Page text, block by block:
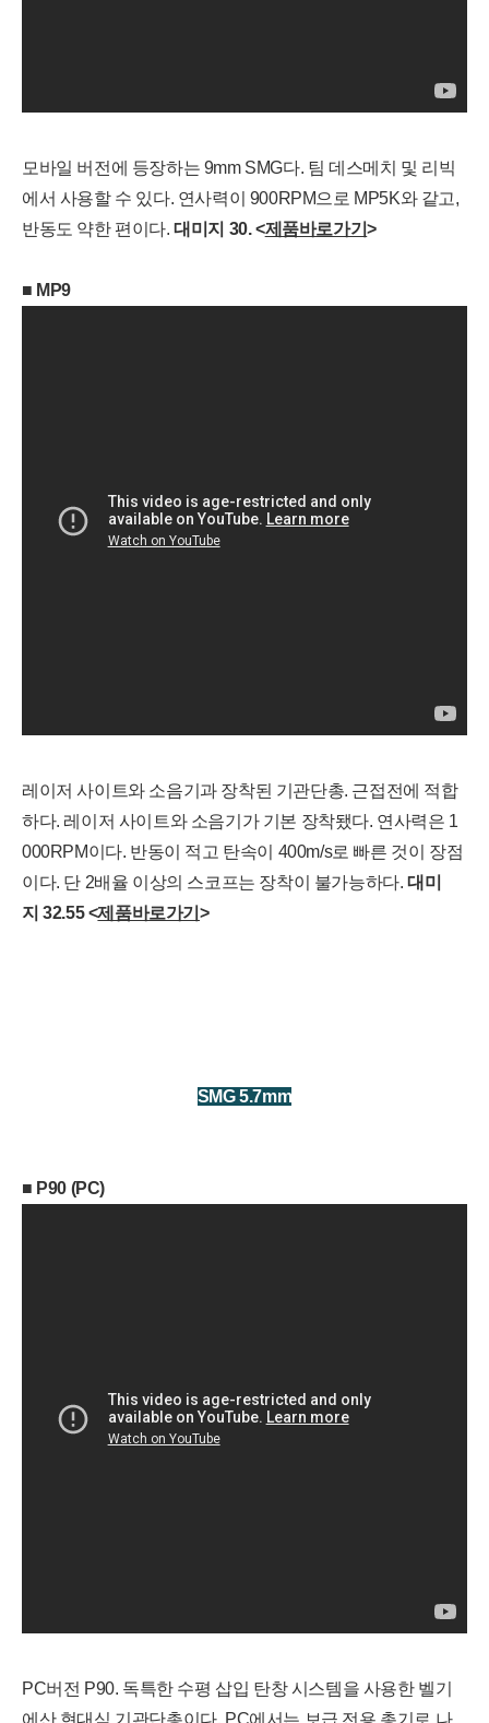
모바일 버전에 등장하는 9mm SMG다. 팀 데스메치 및 리빅
에서 사용할 수 있다. 연사력이 900RPM으로 MP5K와 같고,
반동도 약한 편이다.대 미지 30.<제품바로가기>
■ MP9
레이저 사이트와 소음기과 장착된 기관단총. 근접전에 적합
하다. 레이저 사이트와 소음기가 기본 장착됐다. 연사력은 1
000RPM이다. 반동이 적고 탄속이 400m/s로 빠른 것이 장점
이다. 단 2배율 이상의 스코프는 장착이 불가능하다. 대 미
지32.55 <제품바로가기>
SMG 5.7mm
■ P90 (PC)
PC버전 P90. 독특한 수평 삽입 탄창 시스템을 사용한 벨기
에산 현대식 기관단총이다. PC에서는 보급 전용 총기로 나